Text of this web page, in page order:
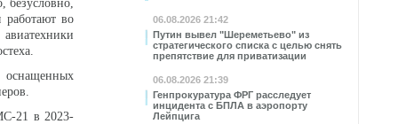
06.08.2026 21:42
Путин вывел "Шереметьево" из
стратегического списка с целью снять
препятствие для приватизации
06.08.2026 21:39
Генпрокуратура ФРГ расследует
инцидента с БПЛА в аэропорту
Лейпцига
безусловно,
работают во
оснащенных
21 в 2023-